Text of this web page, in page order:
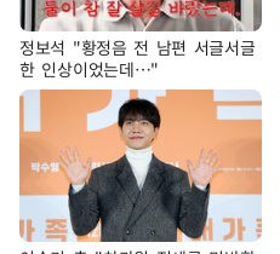
정보석 "황정음 전 남편 서글서글
한 인상이었는데…"